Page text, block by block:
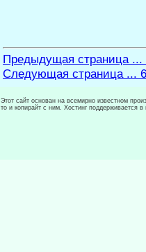
Предыдущая страница ...
Следующая страница ...
Этот сайт основан на всемирно известном
то и копирайт с ним. Хостинг поддерживается